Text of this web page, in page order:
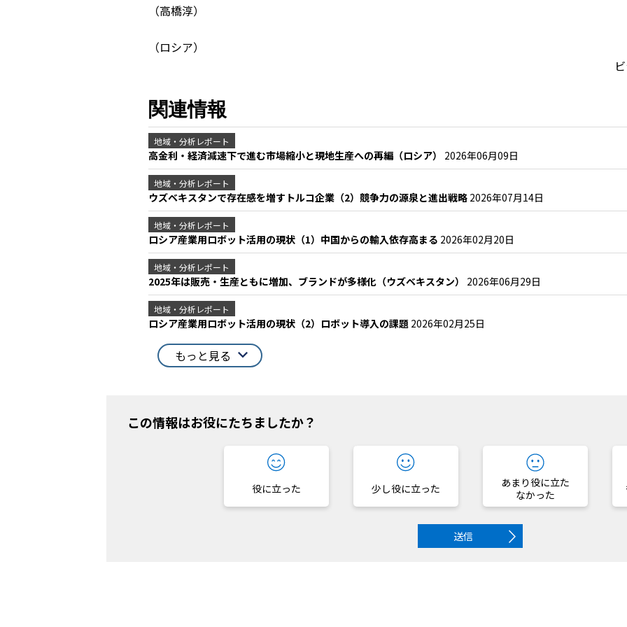
（高橋淳）
（ロシア）
関連情報
地域・分析レポート
高金利・経済減速下で進む市場縮小と現地生産への再編（ロシア） 2026年06月09日
地域・分析レポート
ウズベキスタンで存在感を増すトルコ企業（2）競争力の源泉と進出戦略 2026年07月14日
地域・分析レポート
ロシア産業用ロボット活用の現状（1）中国からの輸入依存高まる 2026年02月20日
地域・分析レポート
2025年は販売・生産ともに増加、ブランドが多様化（ウズベキスタン） 2026年06月29日
地域・分析レポート
ロシア産業用ロボット活用の現状（2）ロボット導入の課題 2026年02月25日
もっと見る
この情報はお役にたちましたか？
役に立った 少し役に立った
あまり役に立た
なかった
送信